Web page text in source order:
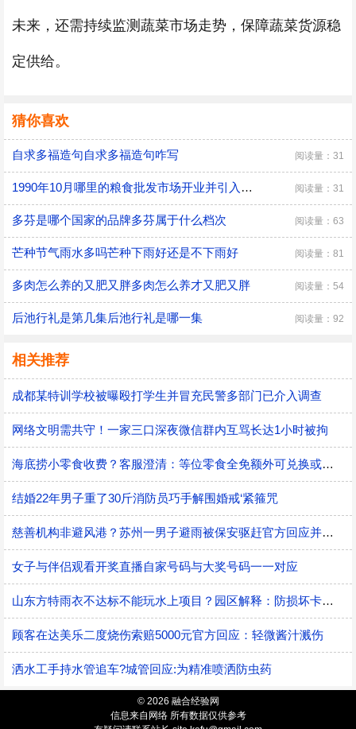
未来，还需持续监测蔬菜市场走势，保障蔬菜货源稳
定供给。
猜你喜欢
自求多福造句自求多福造句咋写 阅读量：31
1990年10月哪里的粮食批发市场开业并引入期货交易机制粮食批发市场是做什么的 阅读量：31
多芬是哪个国家的品牌多芬属于什么档次 阅读量：63
芒种节气雨水多吗芒种下雨好还是不下雨好 阅读量：81
多肉怎么养的又肥又胖多肉怎么养才又肥又胖 阅读量：54
后池行礼是第几集后池行礼是哪一集 阅读量：92
相关推荐
成都某特训学校被曝殴打学生并冒充民警多部门已介入调查
网络文明需共守！一家三口深夜微信群内互骂长达1小时被拘
海底捞小零食收费？客服澄清：等位零食全免额外可兑换或购买
结婚22年男子重了30斤消防员巧手解围婚戒‘紧箍咒
慈善机构非避风港？苏州一男子避雨被保安驱赶官方回应并致歉
女子与伴侣观看开奖直播自家号码与大奖号码一一对应
山东方特雨衣不达标不能玩水上项目？园区解释：防损坏卡机风险
顾客在达美乐二度烧伤索赔5000元官方回应：轻微酱汁溅伤
洒水工手持水管追车?城管回应:为精准喷洒防虫药
© 2026 融合经验网
信息来自网络 所有数据仅供参考